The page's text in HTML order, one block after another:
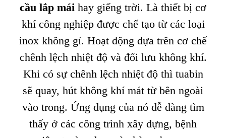
cầu lắp mái hay giếng trời. Là thiết bị cơ
khí công nghiệp được chế tạo từ các loại
inox không gỉ. Hoạt động dựa trên cơ chế
chênh lệch nhiệt độ và đối lưu không khí.
Khi có sự chênh lệch nhiệt độ thì tuabin
sẽ quay, hút không khí mát từ bên ngoài
vào trong. Ứng dụng của nó dễ dàng tìm
thấy ở các công trình xây dựng, bệnh